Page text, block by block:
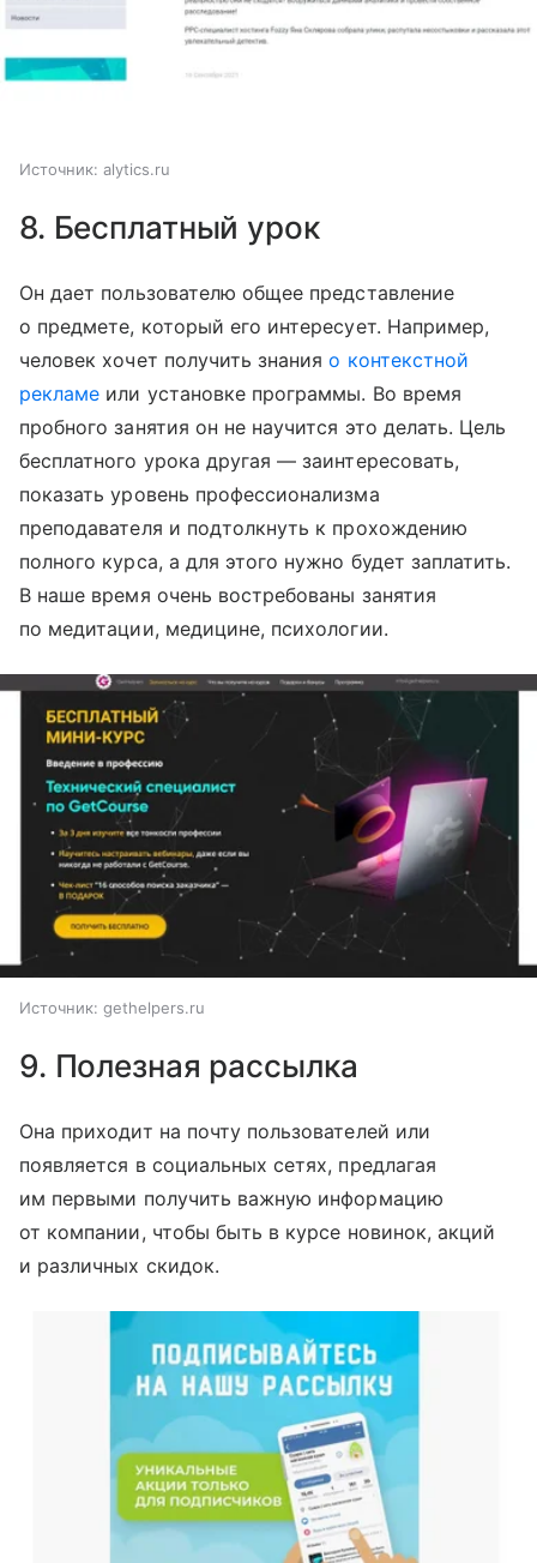
Источник: alytics.ru
8. Бесплатный урок
Он дает пользователю общее представление
о предмете, который его интересует. Например,
человек хочет получить знанияо контекстной
рекламе или установке программы. Во время
пробного занятия он не научится это делать. Цель
бесплатного урока другая — заинтересовать,
показать уровень профессионализма
преподавателя и подтолкнуть к прохождению
полного курса, а для этого нужно будет заплатить.
В наше время очень востребованы занятия
по медитации, медицине, психологии.
Источник: gethelpers.ru
9. Полезная рассылка
Она приходит на почту пользователей или
появляется в социальных сетях, предлагая
им первыми получить важную информацию
от компании, чтобы быть в курсе новинок, акций
и различных скидок.